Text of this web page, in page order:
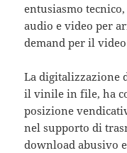
entusiasmo tecnico,
audio e video per
demand per il
La digitalizzazione
il vinile in file, ha
posizione
nel supporto di
download abusivo